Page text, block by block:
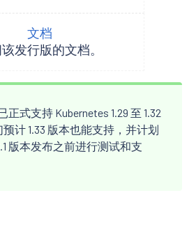
文档
发行版的文档。
正式支持 Kubernetes 1.29 至 1.32
计 1.33 版本也能支持，并计划
版本发布之前进行测试和支